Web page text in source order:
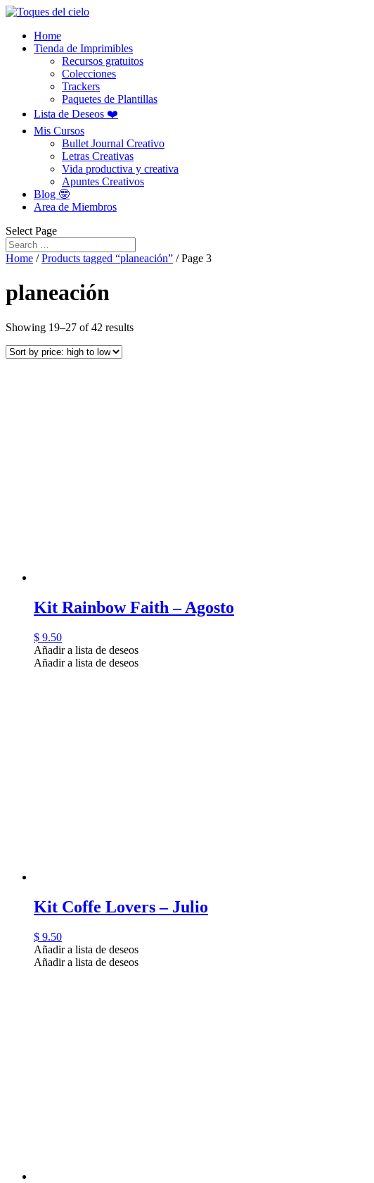
Home
Tienda de Imprimibles
Recursos gratuitos
Colecciones
Trackers
Paquetes de Plantillas
Lista de Deseos ❤️
Mis Cursos
Bullet Journal Creativo
Letras Creativas
Vida productiva y creativa
Apuntes Creativos
Blog 🤓
Area de Miembros
Select Page
Home /Products tagged “planeación” / Page 3
planeación
Showing 19–27 of 42 results
Kit Rainbow Faith – Agosto
$ 9.50
Añadir a lista de deseos
Añadir a lista de deseos
Kit Coffe Lovers – Julio
$ 9.50
Añadir a lista de deseos
Añadir a lista de deseos